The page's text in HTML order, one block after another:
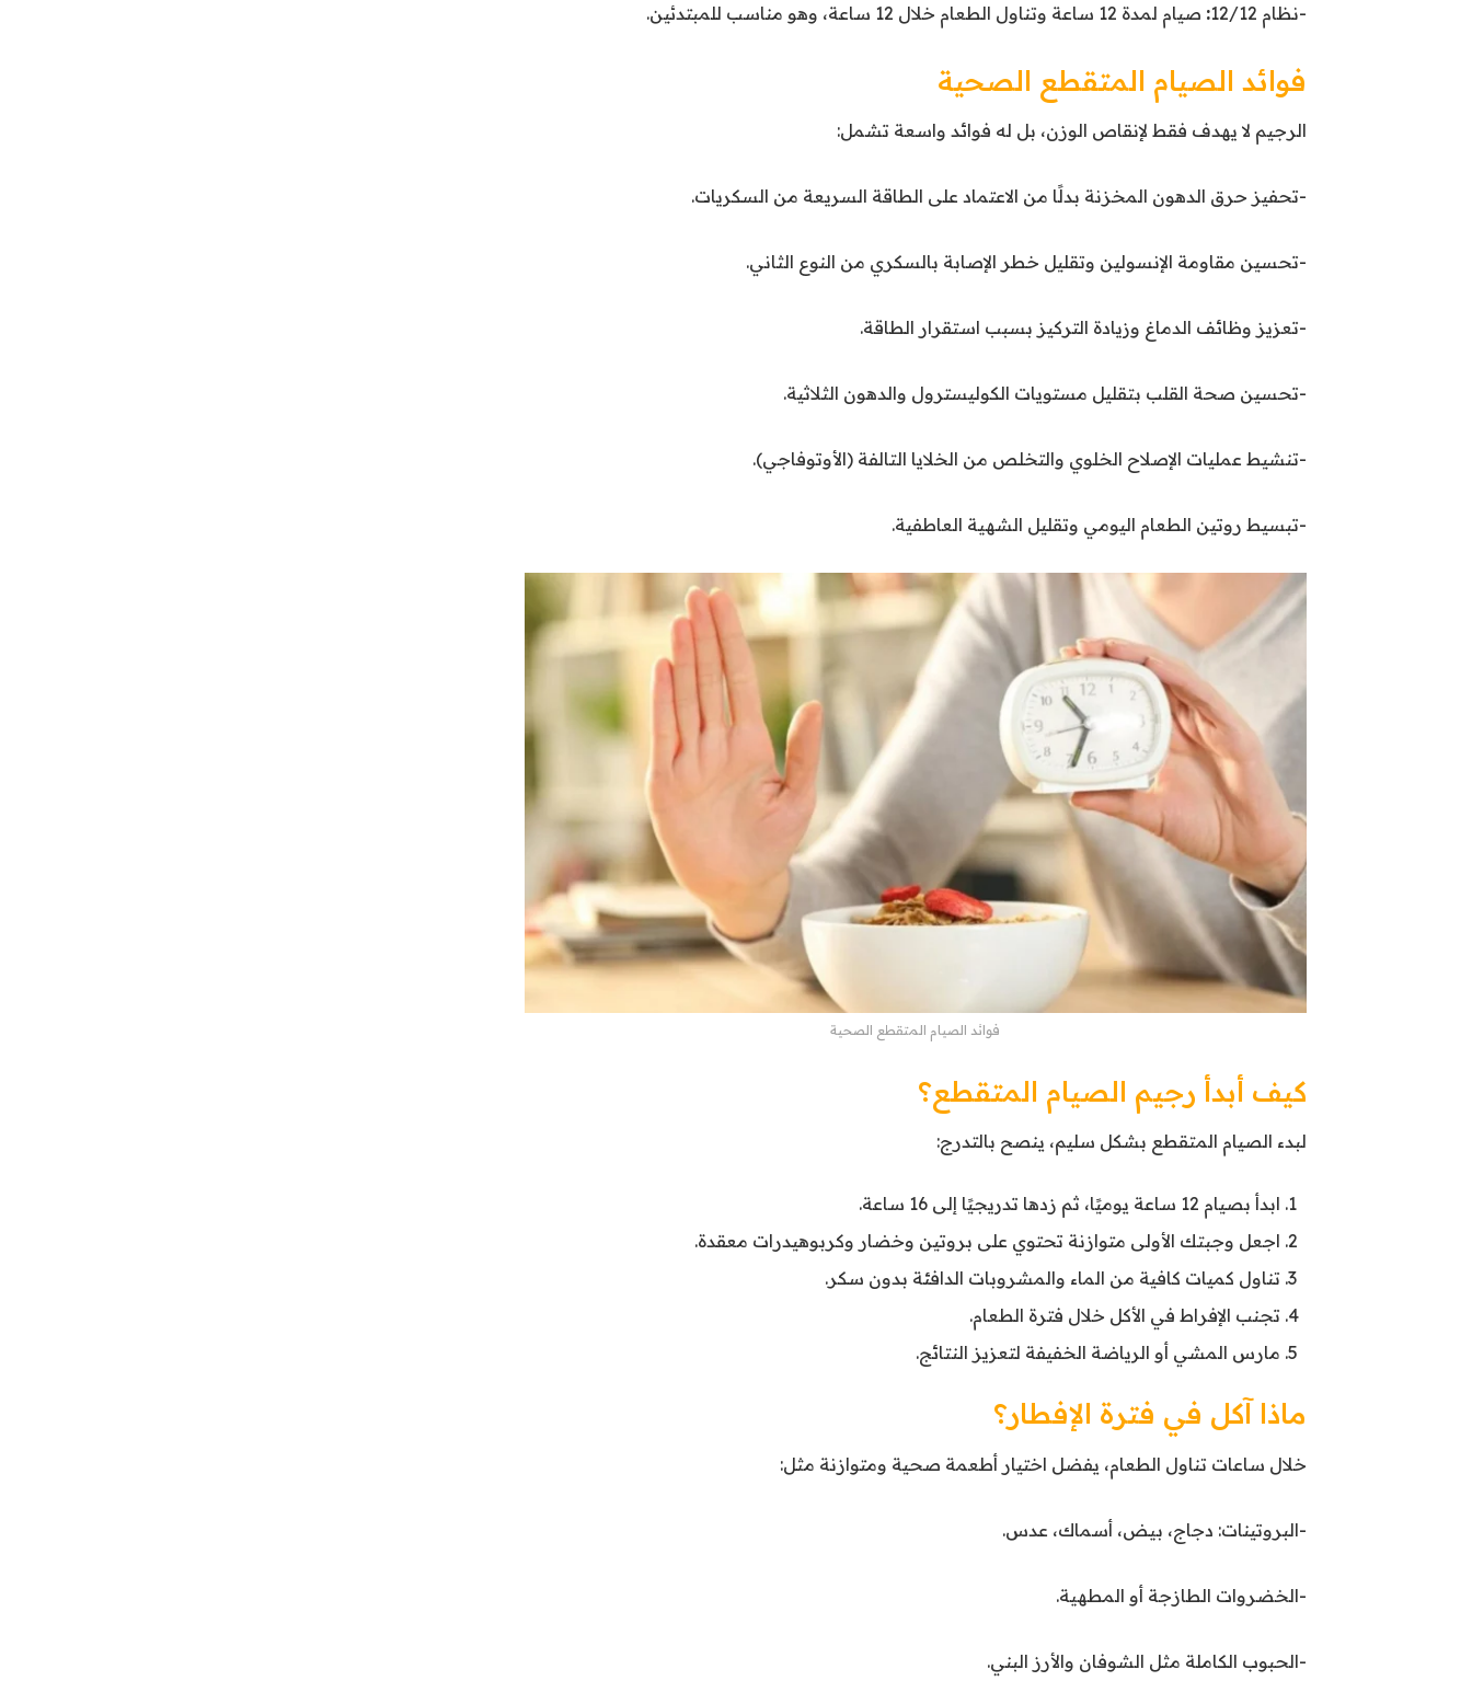
-نظام 12/12 : صيام لمدة 12 ساعة وتناول الطعام خلال 12 ساعة، وهو مناسب للمبتدئين.
فوائد الصيام المتقطع الصحية
الرجيم لا يهدف فقط لإنقاص الوزن، بل له فوائد واسعة تشمل:
-تحفيز حرق الدهون المخزنة بدلًا من الاعتماد على الطاقة السريعة من السكريات.
-تحسين مقاومة الإنسولين وتقليل خطر الإصابة بالسكري من النوع الثاني.
-تعزيز وظائف الدماغ وزيادة التركيز بسبب استقرار الطاقة.
-تحسين صحة القلب بتقليل مستويات الكوليسترول والدهون الثلاثية.
-تنشيط عمليات الإصلاح الخلوي والتخلص من الخلايا التالفة (الأوتوفاجي).
-تبسيط روتين الطعام اليومي وتقليل الشهية العاطفية.
فوائد الصيام المتقطع الصحية
كيف أبدأ رجيم الصيام المتقطع؟
لبدء الصيام المتقطع بشكل سليم، ينصح بالتدرج:
ابدأ بصيام 12 ساعة يوميًا، ثم زدها تدريجيًا إلى 16 ساعة.
اجعل وجبتك الأولى متوازنة تحتوي على بروتين وخضار وكربوهيدرات معقدة.
تناول كميات كافية من الماء والمشروبات الدافئة بدون سكر.
تجنب الإفراط في الأكل خلال فترة الطعام.
مارس المشي أو الرياضة الخفيفة لتعزيز النتائج.
ماذا آكل في فترة الإفطار؟
خلال ساعات تناول الطعام، يفضل اختيار أطعمة صحية ومتوازنة مثل:
-البروتينات: دجاج، بيض، أسماك، عدس.
-الخضروات الطازجة أو المطهية.
-الحبوب الكاملة مثل الشوفان والأرز البني.